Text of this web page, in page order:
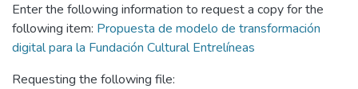
Enter the following information to request a copy for the
following item: Propuesta de modelo de transformación
digital para la Fundación Cultural Entrelíneas
Requesting the following file: